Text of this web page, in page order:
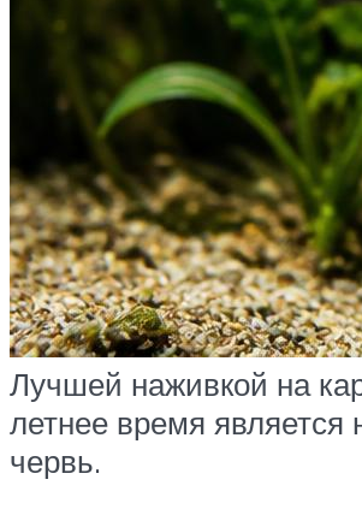
Лучшей наживкой на
летнее время является
червь.